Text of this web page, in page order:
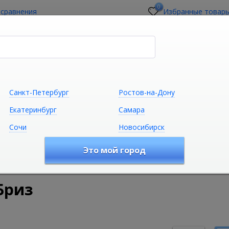
0 Избранные
Сантехника Климатическая
Комплектующие для сантехники
Санкт-Петербург
Ростов-на-Дону
Екатеринбург
Самара
Сочи Новосибирск
Это мой город